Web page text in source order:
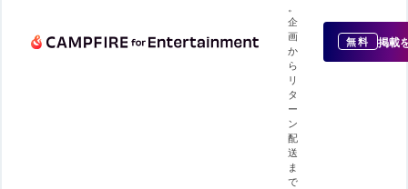
企
画
か
ら
リ
タ
ー
ン
配
送
ま
で
無料 掲載